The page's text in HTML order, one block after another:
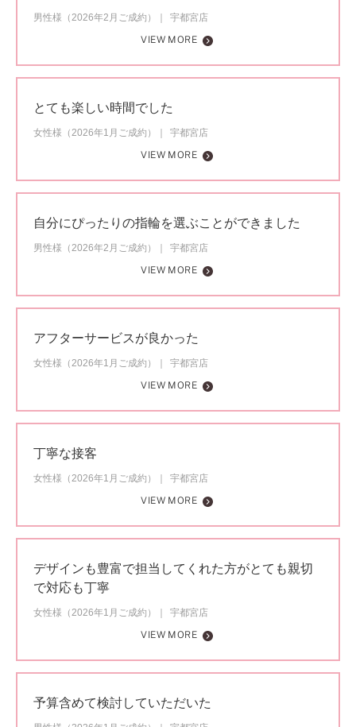
男性様（2026年2月ご成約）
宇都宮店
VIEW MORE
とても楽しい時間でした
女性様（2026年1月ご成約）
宇都宮店
VIEW MORE
自分にぴったりの指輪を選ぶことができました
男性様（2026年2月ご成約）
宇都宮店
VIEW MORE
アフターサービスが良かった
女性様（2026年1月ご成約）
宇都宮店
VIEW MORE
丁寧な接客
女性様（2026年1月ご成約）
宇都宮店
VIEW MORE
デザインも豊富で担当してくれた方がとても親切
で対応も丁寧
女性様（2026年1月ご成約）
宇都宮店
VIEW MORE
予算含めて検討していただいた